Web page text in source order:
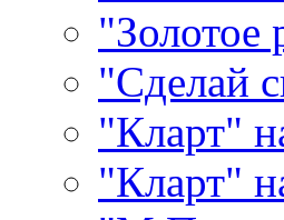
"Сделай
"Кларт"
"Кларт"